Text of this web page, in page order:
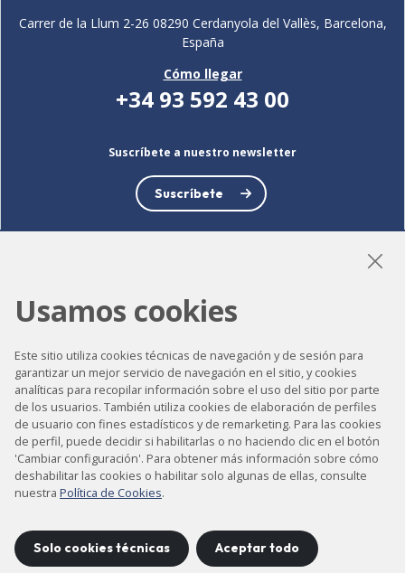
Carrer de la Llum 2-26 08290 Cerdanyola del Vallès, Barcelona,
España
Cómo llegar
+34 93 592 43 00
Suscríbete a nuestro newsletter
Suscríbete
LinkedInInstagram
Accesibilidad
Contacto
Aviso legal
Política de privacidad
Mapa del sitio
Usamos cookies
Este sitio utiliza cookies técnicas de navegación y de sesión para
garantizar un mejor servicio de navegación en el sitio, y cookies
analíticas para recopilar información sobre el uso del sitio por parte
de los usuarios. También utiliza cookies de elaboración de perfiles
de usuario con fines estadísticos y de remarketing. Para las cookies
de perfil, puede decidir si habilitarlas o no haciendo clic en el botón
'Cambiar configuración'. Para obtener más información sobre cómo
deshabilitar las cookies o habilitar solo algunas de ellas, consulte
nuestra Política de Cookies.
Solo cookies técnicas Aceptar todo